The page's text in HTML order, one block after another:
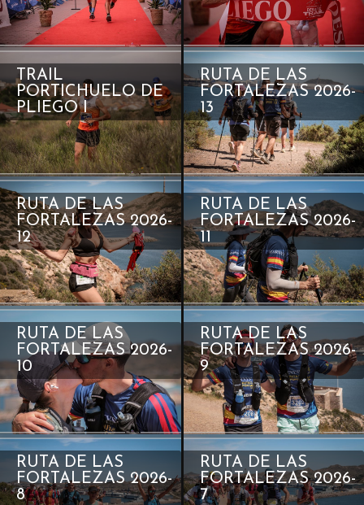
TRAIL
PORTICHUELO DE
PLIEGO I
RUTA DE LAS
FORTALEZAS 2026-
13
RUTA DE LAS
FORTALEZAS 2026-
12
RUTA DE LAS
FORTALEZAS 2026-
11
RUTA DE LAS
FORTALEZAS 2026-
10
RUTA DE LAS
FORTALEZAS 2026-
9
RUTA DE LAS
FORTALEZAS 2026-
8
RUTA DE LAS
FORTALEZAS 2026-
7